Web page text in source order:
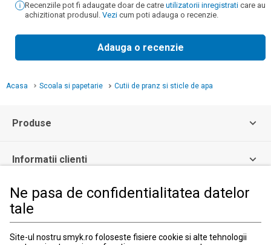
Ne pasa de confidentialitatea datelor
tale
Site-ul nostru smyk.ro foloseste fisiere cookie si alte tehnologii
Recenziile pot fi adaugate doar de catre utilizatorii inregistrati care au
achizitionat produsul. Vezi cum poti adauga o recenzie.
Adauga o recenzie
Acasa Scoala si papetarie Cutii de pranz si sticle de apa
Produse
Informatii clienti
Informatii legale
Serviciul Relatii Clienti